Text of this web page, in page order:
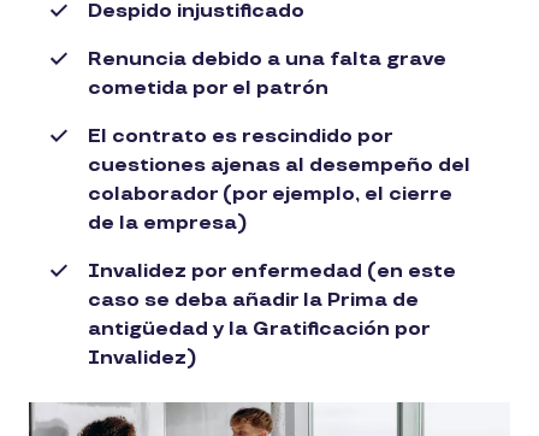
Despido injustificado
Renuncia debido a una falta grave
cometida por el patrón
El contrato es rescindido por
cuestiones ajenas al desempeño del
colaborador (por ejemplo, el cierre
de la empresa)
Invalidez por enfermedad (en este
caso se deba añadir la Prima de
antigüedad y la Gratificación por
Invalidez)